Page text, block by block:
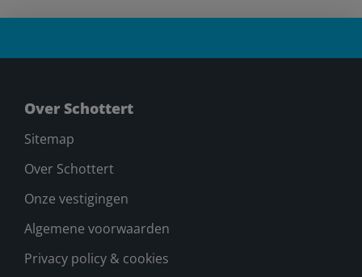
Over Schottert
Sitemap
Over Schottert
Onze vestigingen
Algemene voorwaarden
Privacy policy & cookies